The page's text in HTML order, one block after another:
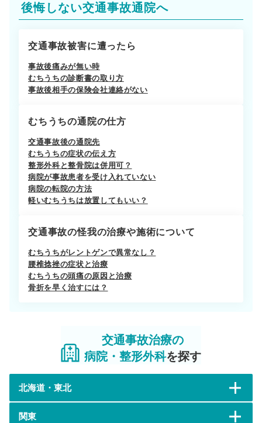
後悔しない交通事故通院へ
交通事故被害に遭ったら
事故後痛みが無い時
むちうちの診断書の取り方
事故後相手の保険会社連絡がない
むちうちの通院の仕方
交通事故後の通院先
むちうちの症状の伝え方
整形外科と整骨院は併用可？
病院が事故患者を受け入れていない
病院の転院の方法
軽いむちうちは放置してもいい？
交通事故の怪我の治療や施術について
むちうちがレントゲンで異常なし？
腰椎捻挫の症状と治療
むちうちの頭痛の原因と治療
骨折を早く治すには？
交通事故治療の
病院・整形外科を探す
北海道・東北
関東